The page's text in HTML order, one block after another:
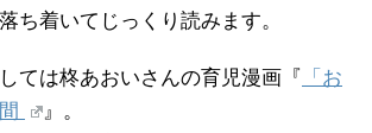
ち着いてじっくり読みます。
ては柊あおいさんの育児漫画『 「お
』。